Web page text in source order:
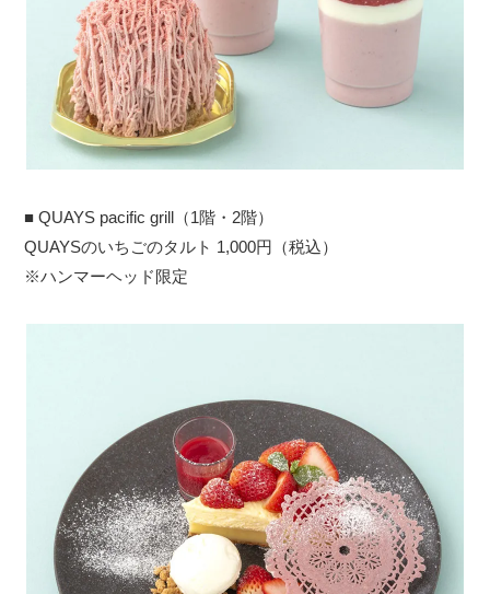
■ QUAYS pacific grill（1階・2階）
QUAYSのいちごのタルト 1,000円（税込）
※ハンマーヘッド限定